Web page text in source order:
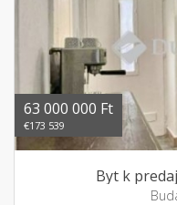
63 000 000 Ft
€173 539
Byt k